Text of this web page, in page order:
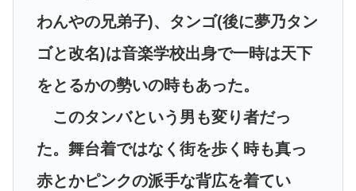
わんやの兄弟子)、タンゴ(後に夢乃タン
ゴと改名)は音楽学校出身で一時は天下
をとるかの勢いの時もあった。
このタンバという男も変り者だっ
た。舞台着ではなく街を歩く時も真っ
赤とかピンクの派手な背広を着てい